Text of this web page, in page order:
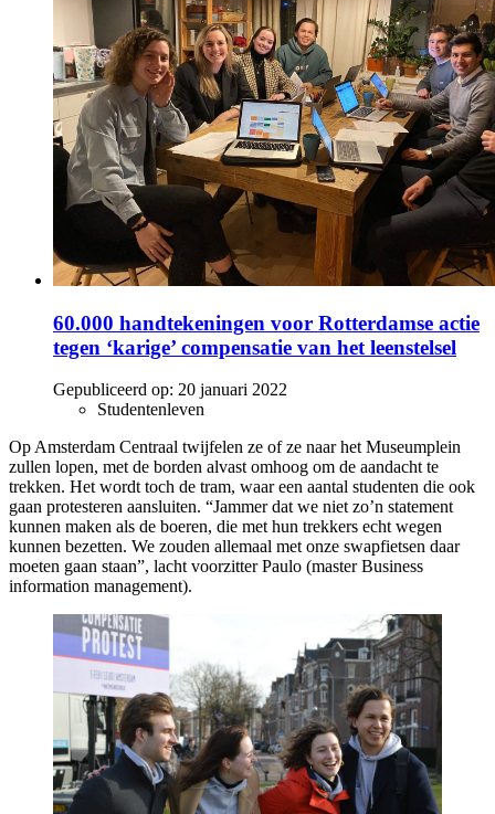
60.000 handtekeningen voor Rotterdamse actie
tegen ‘karige’ compensatie van het leenstelsel
Gepubliceerd op: 20 januari 2022
Studentenleven
Op Amsterdam Centraal twijfelen ze of ze naar het Museumplein
zullen lopen, met de borden alvast omhoog om de aandacht te
trekken. Het wordt toch de tram, waar een aantal studenten die ook
gaan protesteren aansluiten. “Jammer dat we niet zo’n statement
kunnen maken als de boeren, die met hun trekkers echt wegen
kunnen bezetten. We zouden allemaal met onze swapfietsen daar
moeten gaan staan”, lacht voorzitter Paulo (master Business
information management).